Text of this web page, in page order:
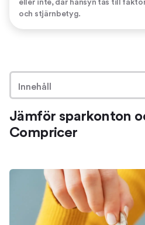
eller inte, där hänsyn tas till
och stjärnbetyg.
Innehåll
Jämför sparkonton och
Hitta den bästa sparräntan
Om begreppen i listan
Spara pengar på
Om att spara pengar på
Jämför sparkonton
Compricer